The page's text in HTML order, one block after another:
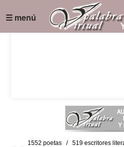
☰ menú
1552 poetas / 519 escritores